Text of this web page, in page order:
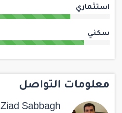
استثماري
سكني
معلومات التواصل
Ziad Sabbagh